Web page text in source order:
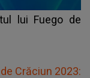
lui Fuego de
Crăciun 2023: